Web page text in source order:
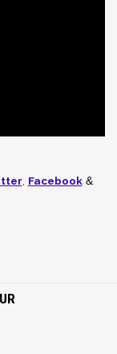
Facebook&